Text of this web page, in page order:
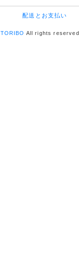
配送とお支払い
TORIBO All rights reserved.